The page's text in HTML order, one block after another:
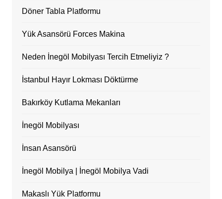
Döner Tabla Platformu
Yük Asansörü Forces Makina
Neden İnegöl Mobilyası Tercih Etmeliyiz ?
İstanbul Hayır Lokması Döktürme
Bakırköy Kutlama Mekanları
İnegöl Mobilyası
İnsan Asansörü
İnegöl Mobilya | İnegöl Mobilya Vadi
Makaslı Yük Platformu